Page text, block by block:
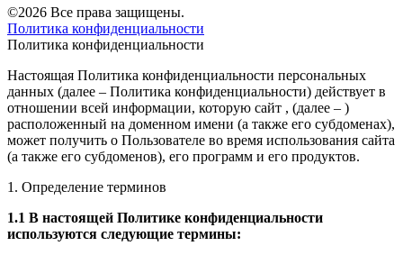
©2026 Все права защищены.
Политика конфиденциальности
Политика конфиденциальности
Настоящая Политика конфиденциальности персональных
данных (далее – Политика конфиденциальности) действует в
отношении всей информации, которую сайт , (далее – )
расположенный на доменном имени (а также его субдоменах),
может получить о Пользователе во время использования сайта
(а также его субдоменов), его программ и его продуктов.
1. Определение терминов
1.1 В настоящей Политике конфиденциальности
используются следующие термины: